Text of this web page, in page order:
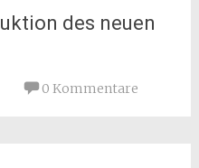
des neuen
0 Kommentare